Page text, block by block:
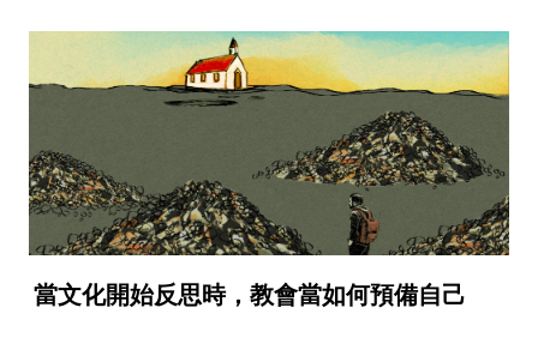
當文化開始反思時，教會當如何預備自己